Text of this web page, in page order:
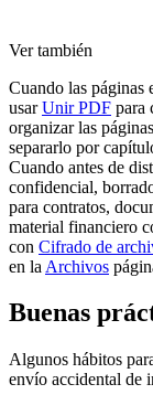
Ver también
Cuando las páginas
usarUnir PDF para
organizar las
separarlo por
Cuando antes de
confidencial,
para contratos,
material financiero
con Cifrado de
en la Archivos
Buenas
Algunos hábitos
envío accidental de